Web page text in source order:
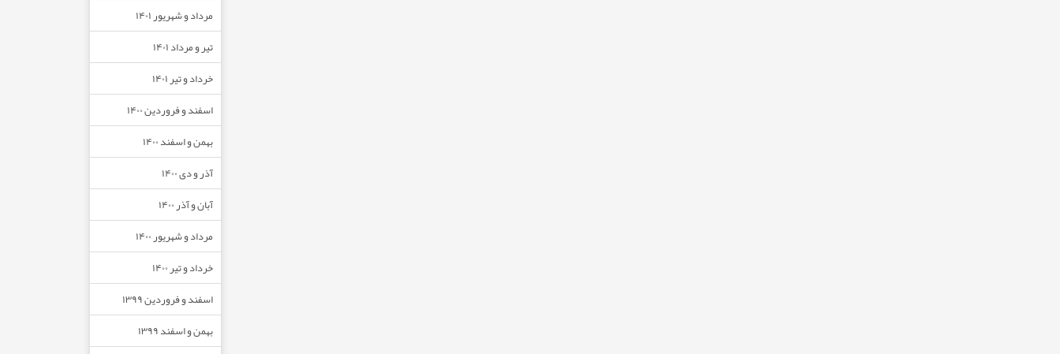
مرداد و شهریور ۱۴۰۱
تیر و مرداد ۱۴۰۱
خرداد و تیر ۱۴۰۱
اسفند و فروردین ۱۴۰۰
بهمن و اسفند ۱۴۰۰
آذر و دی ۱۴۰۰
آبان و آذر ۱۴۰۰
مرداد و شهریور ۱۴۰۰
خرداد و تیر ۱۴۰۰
اسفند و فروردین ۱۳۹۹
بهمن و اسفند ۱۳۹۹